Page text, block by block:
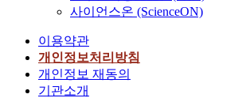
사이언스온 (ScienceON)
이용약관
개인정보처리방침
개인정보 재동의
기관소개